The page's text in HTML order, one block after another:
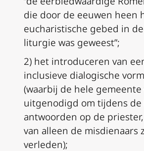
die door de eeuwen heen
eucharistische gebed in
liturgie was geweest”;
2) het introduceren van
inclusieve dialogische
(waarbij de hele
uitgenodigd om tijdens de
antwoorden op de
van alleen de misdienaars
verleden);